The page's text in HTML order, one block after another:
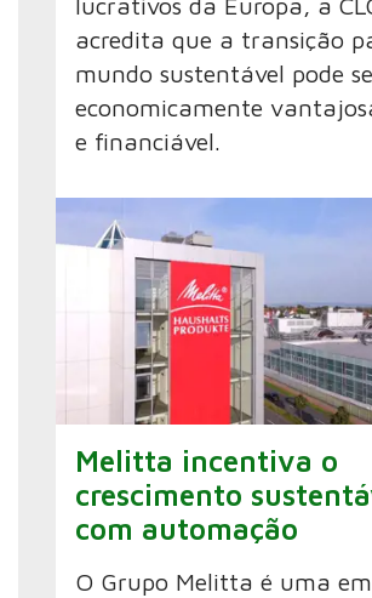
acredita que a transição
mundo sustentável pode
economicamente
e financiável.
Melitta incentiva o
crescimento
com automação
O Grupo Melitta é uma